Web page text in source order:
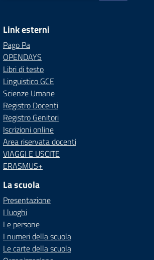
Link esterni
Pago Pa
OPENDAYS
Libri di testo
Linguistico GCE
Scienze Umane
Registro Docenti
Registro Genitori
Iscrizioni online
Area riservata docenti
VIAGGI E USCITE
ERASMUS+
La scuola
Presentazione
I luoghi
Le persone
I numeri della scuola
Le carte della scuola